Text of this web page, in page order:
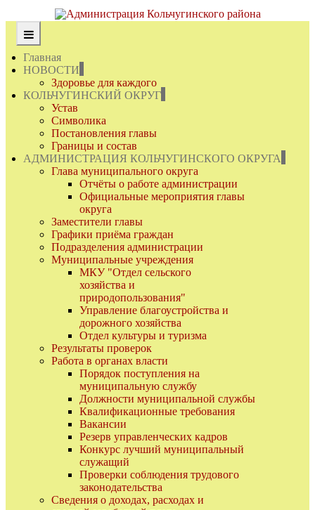
Главная
НОВОСТИ
Здоровье для каждого
КОЛЬЧУГИНСКИЙ ОКРУГ
Устав
Символика
Постановления главы
Границы и состав
АДМИНИСТРАЦИЯ КОЛЬЧУГИНСКОГО ОКРУГА
Глава муниципального округа
Отчёты о работе администрации
Официальные мероприятия главы
округа
Заместители главы
Графики приёма граждан
Подразделения администрации
Муниципальные учреждения
МКУ "Отдел сельского
хозяйства и
природопользования"
Управление благоустройства и
дорожного хозяйства
Отдел культуры и туризма
Результаты проверок
Работа в органах власти
Порядок поступления на
муниципальную службу
Должности муниципальной службы
Квалификационные требования
Вакансии
Резерв управленческих кадров
Конкурс лучший муниципальный
служащий
Проверки соблюдения трудового
законодательства
Сведения о доходах, расходах и